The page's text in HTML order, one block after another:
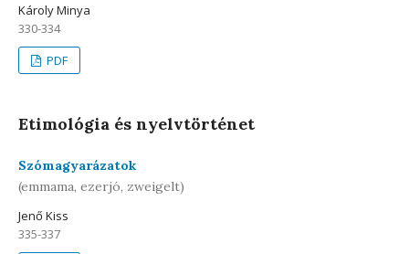
Károly Minya
330-334
PDF
Etimológia és nyelvtörténet
Szómagyarázatok
(emmama, ezerjó, zweigelt)
Jenő Kiss
335-337